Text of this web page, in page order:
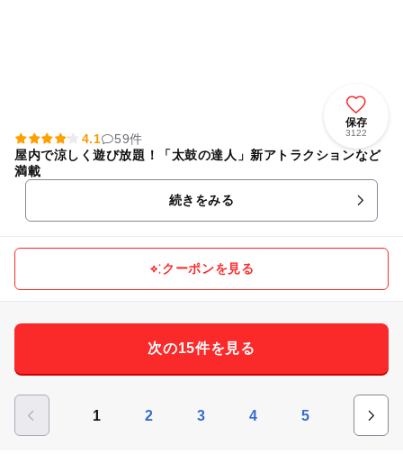
保存
3122
4.1
59件
屋内で涼しく遊び放題！「太鼓の達人」新アトラクションなど
満載
続きをみる
クーポンを見る
次の15件を見る
1 2 3 4 5